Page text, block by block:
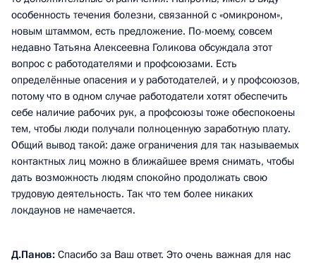
особенность течения болезни, связанной с «омикроном»,
новым штаммом, есть предложение. По-моему, совсем
недавно Татьяна Алексеевна Голикова обсуждала этот
вопрос с работодателями и профсоюзами. Есть
определённые опасения и у работодателей, и у профсоюзов,
потому что в одном случае работодатели хотят обеспечить
себе наличие рабочих рук, а профсоюзы тоже обеспокоены
тем, чтобы люди получали полноценную заработную плату.
Общий вывод такой: даже ограничения для так называемых
контактных лиц можно в ближайшее время снимать, чтобы
дать возможность людям спокойно продолжать свою
трудовую деятельность. Так что тем более никаких
локдаунов не намечается.
Д.Панов: Спасибо за Ваш ответ. Это очень важная для нас